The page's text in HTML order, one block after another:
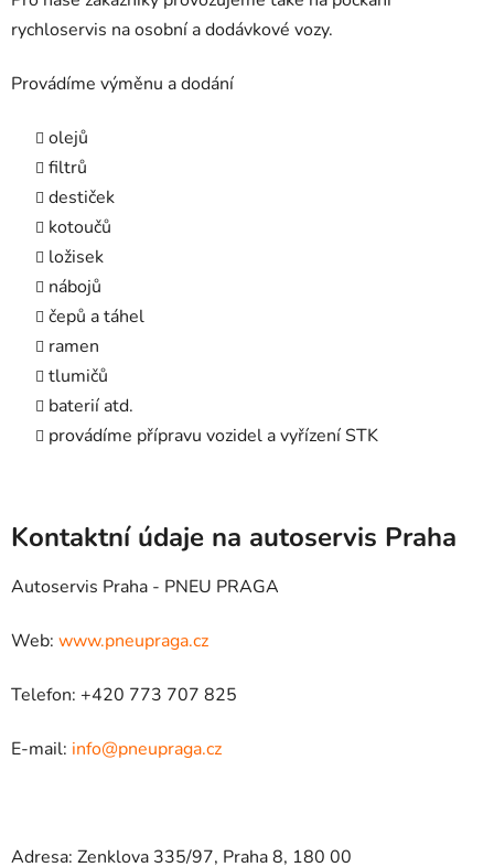
rychloservis na osobní a dodávkové vozy.
Provádíme výměnu a dodání
olejů
filtrů
destiček
kotoučů
ložisek
nábojů
čepů a táhel
ramen
tlumičů
baterií atd.
provádíme přípravu vozidel a vyřízení STK
Kontaktní údaje na autoservis Praha
Autoservis Praha - PNEU PRAGA
Web: www.pneupraga.cz
Telefon: +420 773 707 825
E-mail: info@pneupraga.cz
Adresa: Zenklova 335/97, Praha 8, 180 00